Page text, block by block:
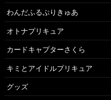
わんだふるぷりきゅあ
オトナプリキュア
カードキャプターさくら
キミとアイドルプリキュア
グッズ